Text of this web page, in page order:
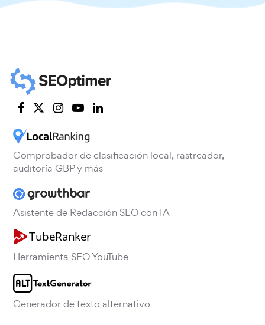
Comprobador de clasificación local, rastreador,
auditoría GBP y más
Asistente de Redacción SEO con IA
Herramienta SEO YouTube
Generador de texto alternativo